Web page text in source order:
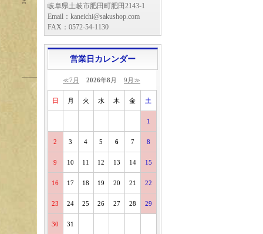
岐阜県土岐市肥田町肥田2143-1
Email：kaneichi@sakushop.com
FAX：0572-54-1130
営業日カレンダー
≪7月 2026年8 月 9月≫
日 月 火 水 木 金 土
1
2 3 4 5 6 7 8
9 10 11 12 13 14 15
16 17 18 19 20 21 22
23 24 25 26 27 28 29
30 31